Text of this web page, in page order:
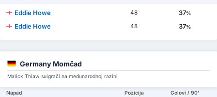
Eddie Howe 48 37%
Eddie Howe 48 37%
Germany Momčad
Malick Thiaw suigrači na međunarodnoj razini
Napad Pozicija Golovi / 90'